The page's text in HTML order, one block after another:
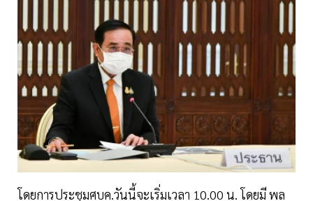
โดยการประชุมศบค.วันนี้จะเริ่มเวลา 10.00 น. โดยมี พล